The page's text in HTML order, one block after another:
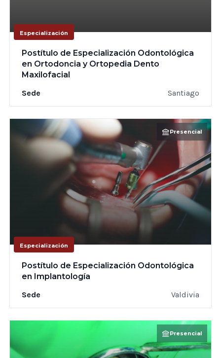
Especialización
Postítulo de Especialización Odontológica
en Ortodoncia y Ortopedia Dento
Maxilofacial
Sede
Santiago
Presencial
Especialización
Postítulo de Especialización Odontológica
en Implantología
Sede
Valdivia
Presencial